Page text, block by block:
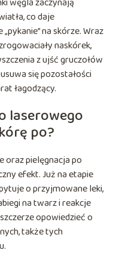
co daje
na skórze. Wraz
naskórek,
z ujść gruczołów
się pozostałości
łagodzący.
laserowego
po?
oraz pielęgnacja po
efekt. Już na etapie
o przyjmowane leki,
na twarz i reakcje
opowiedzieć o
także tych